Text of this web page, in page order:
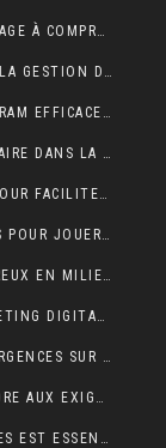
NATURE ET DÉCOUVERTES : LES SACS DE VOYAGE À COMPRESSION POUR OPTIMISER CHAQUE AVENTURE
COMMENT UNE DSI EXTERNALISÉE OPTIMISE LA GESTION DE VOTRE SYSTÈME D’INFORMATION ?
CRÉEZ DES PUBLICITÉS FACEBOOK ET INSTAGRAM EFFICACES POUR VOTRE BUSINESS
POURQUOI ACHETER UNE RÉSIDENCE SECONDAIRE DANS LA STATION BALNÉAIRE DE PORTICCIO EN CORSE DU SUD, DANS LE GOLFE D’AJACCIO ?
ENTREPRISE SPÉCIALISÉE : VOTRE SECOURS POUR FACILITER VOTRE DÉMÉNAGEMENT
LE CONFORT AVANT TOUT : DES ACCESSOIRES POUR JOUER PENDANT DES HEURES
LES DÉFIS DE L’ÉLAGAGE DES ARBRES DANGEREUX EN MILIEU RÉSIDENTIEL
LES OUTILS INDISPENSABLES POUR UN MARKETING DIGITAL RÉUSSI
L’ÉLAGUEUR GRIMPEUR ET LA GESTION DES URGENCES SUR LES ARBRES DANGEREUX
BOUTIQUES DE MEUBLES : COMMENT RÉPONDRE AUX EXIGENCES DES CLIENTS POINTILLEUX ?
POURQUOI UN BON DRAINAGE DES GOUTTIÈRES EST ESSENTIEL POUR VOTRE MAISON ?